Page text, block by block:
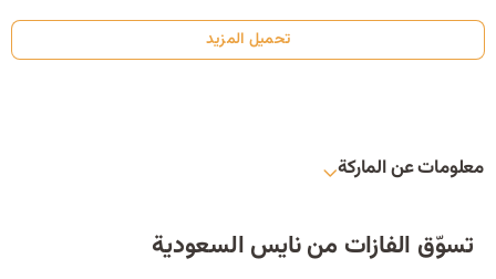
تحميل المزيد
معلومات عن الماركة
تسوّق الفازات من نايس السعودية